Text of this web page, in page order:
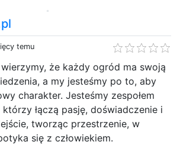
temu
że każdy ogród ma swoją
a my jesteśmy po to, aby
charakter. Jesteśmy zespołem
łączą pasję, doświadczenie i
tworząc przestrzenie, w
się z człowiekiem.